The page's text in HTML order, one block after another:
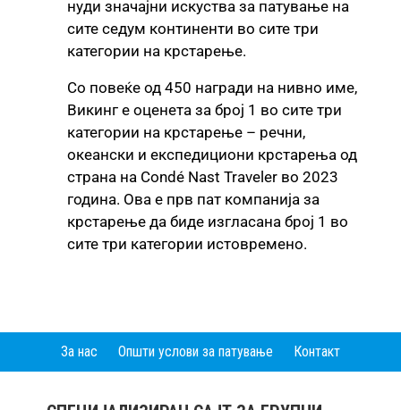
нуди значајни искуства за патување на
сите седум континенти во сите три
категории на крстарење.
Со повеќе од 450 награди на нивно име,
Викинг е оценета за број 1 во сите три
категории на крстарење – речни,
океански и експедициони крстарења од
страна на Condé Nast Traveler во 2023
година. Ова е прв пат компанија за
крстарење да биде изгласана број 1 во
сите три категории истовременo.
За нас Општи услови за патување Контакт